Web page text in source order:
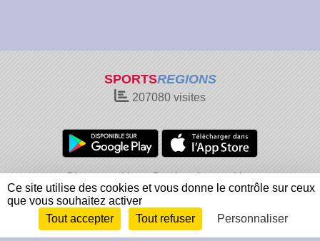
SPORTSREGIONS
207080 visites
Charte cookies
Gestion des cookies
Informations légales
Signaler un contenu inapproprié
Envie de participer ? Connexion
Ce site utilise des cookies et vous donne le contrôle sur ceux
que vous souhaitez activer
Tout accepter
Tout refuser Personnaliser